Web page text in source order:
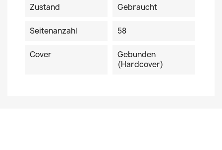
Zustand Gebraucht
Seitenanzahl 58
Cover
Gebunden
(Hardcover)